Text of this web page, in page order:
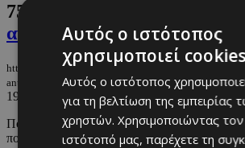
75.
αντηλιακά
https://m.must.com.cy/gr/beauty/1-beauty/3-
antiliaka
19/08/2024 | BEAUTY
Ποιά είναι η σωστή ποσότητα που πρέπει να
πολλά άλλα που πρέπει να γνωρίζετε
Αυτός ο ιστότοπος
χρησιμοποιεί
Αυτός ο ιστότοπος
για τη βελτίωση της εμπειρίας
χρηστών. Χρησιμοποιώντας τον
ιστότοπό μας, παρέχετε τη